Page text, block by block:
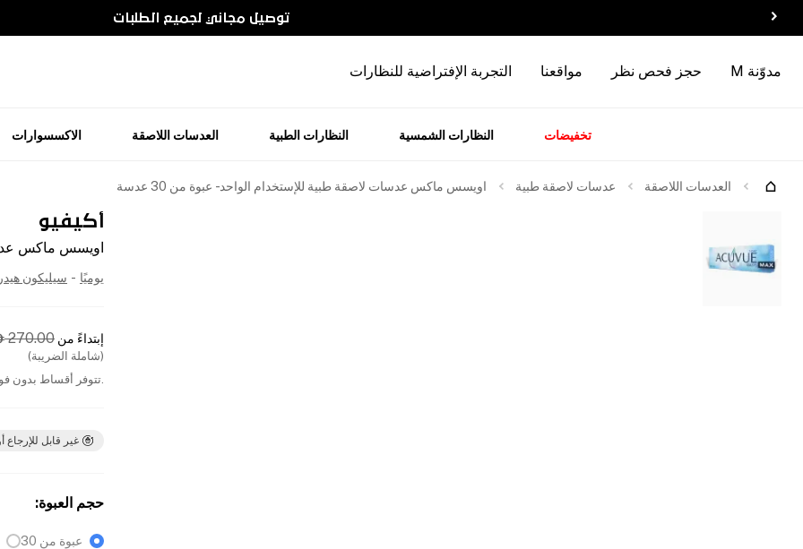
توصيل مجاني لجميع الطلبات
مدوّنة M حجز فحص نظر مواقعنا التجربة الإفتراضية للنظارات
تخفيضات النظارات الشمسية النظارات الطبية العدسات اللاصقة الاكسسوارات
العدسات اللاصقة عدسات لاصقة طبية اويسس ماكس عدسات لاصقة طبية للإستخدام الواحد - عبوة من 30 عدسة
أكيفيو
اويسس ماكس
يوميًا - سيليكون
إبتداءً من 270.00
(شاملة الضريبة)
.تتوفر أقساط بدون
غير قابل للإرجاع
حجم العبوة:
عبوة من 30